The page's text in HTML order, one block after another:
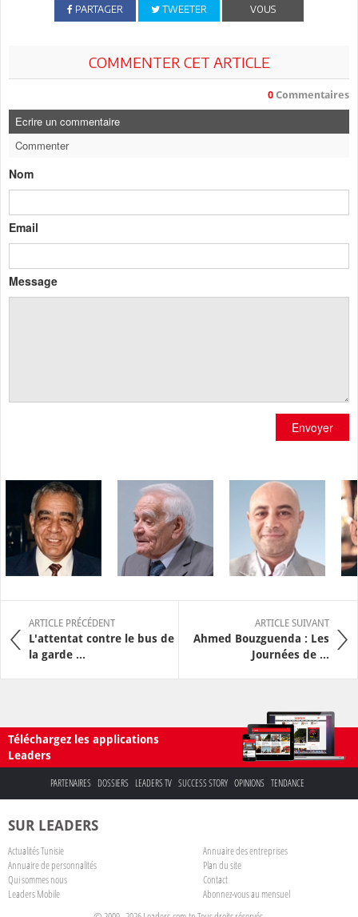
PARTAGER TWEETER
VOUS
COMMENTER CET ARTICLE
0 Commentaires
Ecrire un commentaire
Commenter
Nom
Email
Message
Envoyer
ARTICLE PRÉCÉDENT
L'attentat contre le bus de
la garde ...
ARTICLE SUIVANT
Ahmed Bouzguenda : Les
Journées de ...
Téléchargez les applications
Leaders
PARTENAIRES DOSSIERS LEADERS TV SUCCESS STORY OPINIONS TENDANCE
SUR LEADERS
Actualités Tunisie
Annuaire des entreprises
Annuaire de personnalités
Plan du site
Qui sommes nous
Contact
Leaders Mobile
Abonnez-vous au mensuel